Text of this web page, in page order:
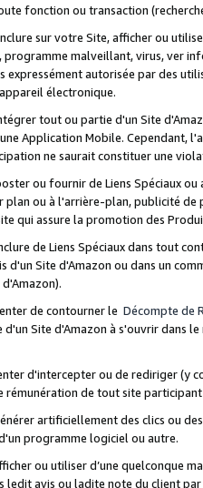
fonction ou transaction
sur votre Site, afficher ou
malveillant, virus, ver
autorisée par des
électronique.
tout ou partie d'un Site
Application Mobile. Cependant,
ne saurait constituer une
ou fournir de Liens Spéciaux
ou à l'arrière-plan, publicité
qui assure la promotion des
de Liens Spéciaux dans tout
d'un Site d'Amazon ou dans un
de contourner le Décompte de
Site d'Amazon à s'ouvrir dans
d'intercepter ou de rediriger
de tout site
artificiellement des clics ou
programme logiciel ou autre.
ou utiliser d’une quelconque
ledit avis ou ladite note du client